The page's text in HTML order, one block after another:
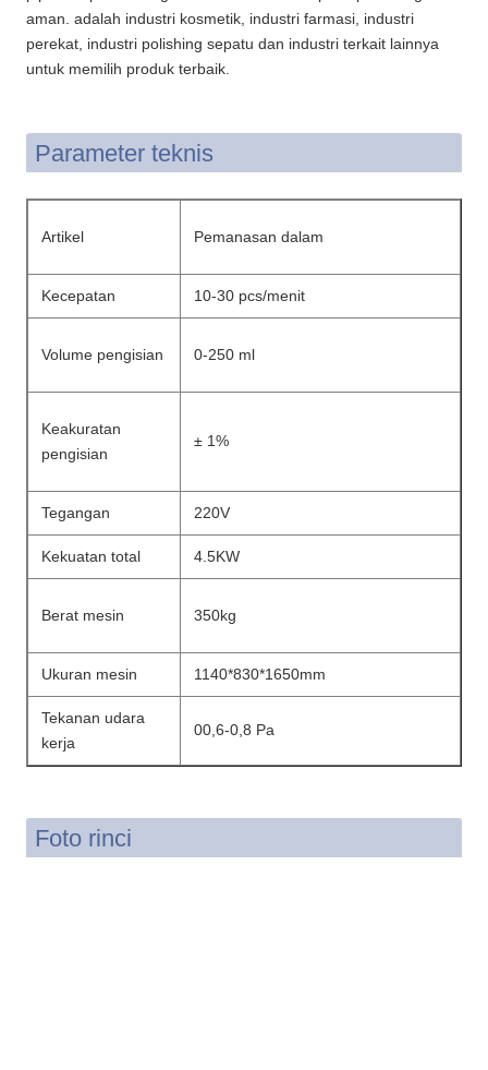
aman. adalah industri kosmetik, industri farmasi, industri
perekat, industri polishing sepatu dan industri terkait lainnya
untuk memilih produk terbaik.
Parameter teknis
Artikel Pemanasan dalam
Kecepatan 10-30 pcs/menit
Volume pengisian 0-250 ml
Keakuratan
pengisian
± 1%
Tegangan 220V
Kekuatan total 4.5KW
Berat mesin 350kg
Ukuran mesin 1140*830*1650mm
Tekanan udara
kerja
00,6-0,8 Pa
Foto rinci